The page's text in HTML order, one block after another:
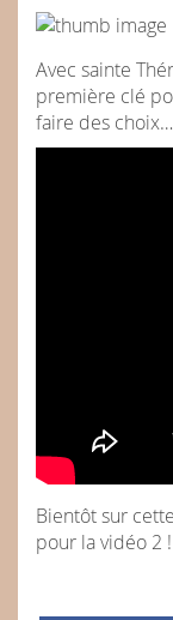
Avec sainte
première clé
faire des choix…
Bientôt sur
pour la vidéo 2 !